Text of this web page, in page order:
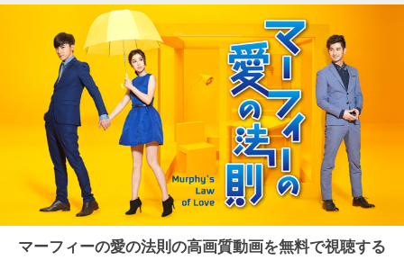
マーフィーの愛の法則の高画質動画を無料で視聴する